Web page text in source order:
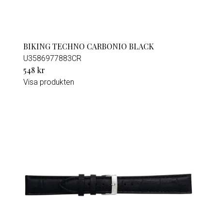
BIKING TECHNO CARBONIO BLACK
U3586977883CR
548 kr
Visa produkten